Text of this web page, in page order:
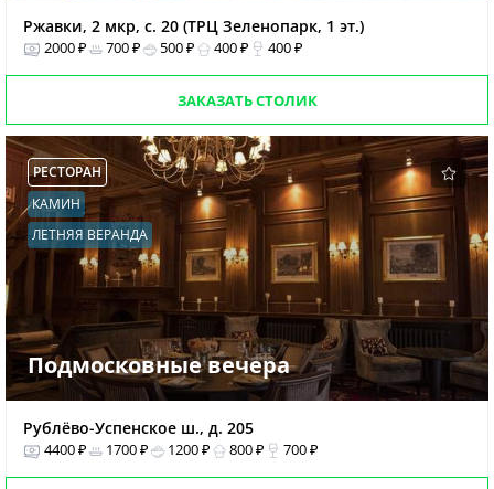
Ржавки, 2 мкр, с. 20 (ТРЦ Зеленопарк, 1 эт.)
2000 ₽ 700 ₽ 500 ₽ 400 ₽ 400 ₽
ЗАКАЗАТЬ СТОЛИК
РЕСТОРАН
КАМИН
ЛЕТНЯЯ ВЕРАНДА
Подмосковные вечера
Рублёво-Успенское ш., д. 205
4400 ₽ 1700 ₽ 1200 ₽ 800 ₽ 700 ₽